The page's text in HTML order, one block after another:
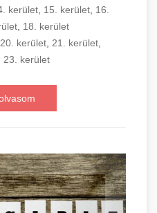
kerület, 15. kerület, 16.
, 18. kerület
20. kerület, 21. kerület,
23. kerület